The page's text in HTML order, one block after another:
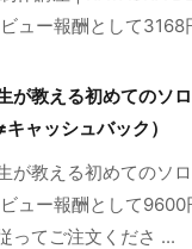
ュー報酬として
が教える初めてのソ
ャッシュバック）
が教える初めてのソ
ュー報酬として
ってご注文くださ ...